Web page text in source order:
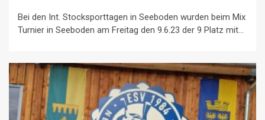
Bei den Int. Stocksporttagen in Seeboden wurden beim Mix
Turnier in Seeboden am Freitag den 9.6.23 der 9 Platz mit...